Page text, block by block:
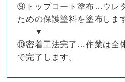
⑨トップコート塗布…ウレ
ための保護塗料を塗布しま
▼
⑩密着工法完了…作業は全
で完了します。